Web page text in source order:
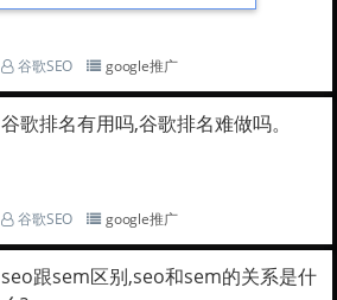
谷歌SEO google推广
谷歌排名有用吗,谷歌排名难做吗。
谷歌SEO google推广
seo跟sem区别,seo和sem的关系是什